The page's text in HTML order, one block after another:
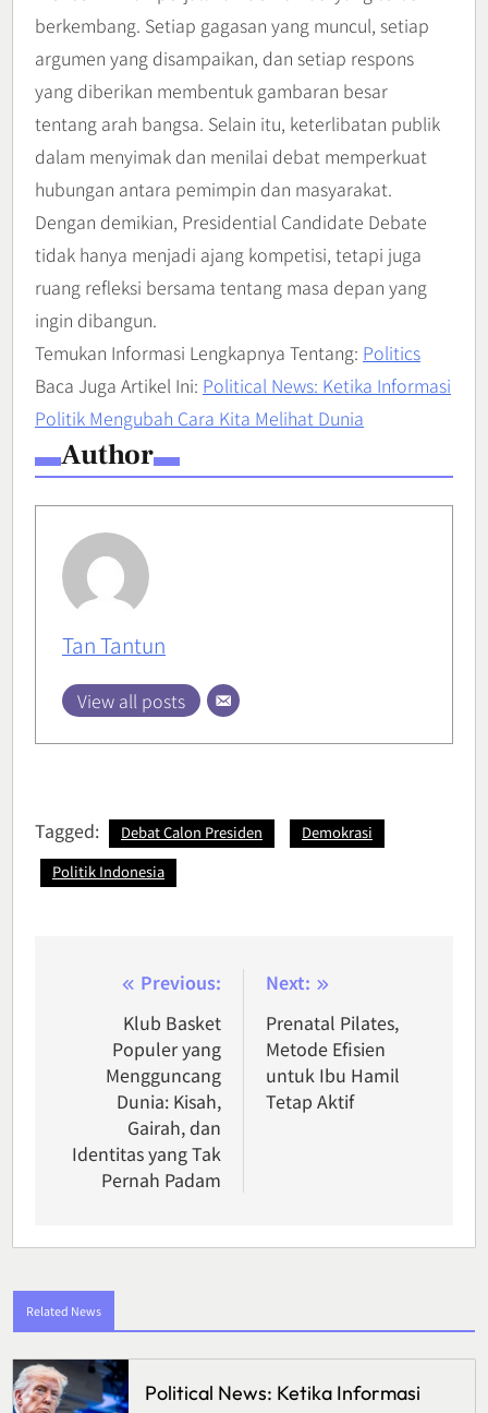
berkembang. Setiap gagasan yang muncul, setiap
argumen yang disampaikan, dan setiap respons
yang diberikan membentuk gambaran besar
tentang arah bangsa. Selain itu, keterlibatan publik
dalam menyimak dan menilai debat memperkuat
hubungan antara pemimpin dan masyarakat.
Dengan demikian, Presidential Candidate Debate
tidak hanya menjadi ajang kompetisi, tetapi juga
ruang refleksi bersama tentang masa depan yang
ingin dibangun.
Temukan Informasi Lengkapnya Tentang: Politics
Baca Juga Artikel Ini: Political News: Ketika Informasi
Politik Mengubah Cara Kita Melihat Dunia
Author
Tan Tantun
View all posts
Tagged: Debat Calon Presiden
Demokrasi
Politik Indonesia
navigation
Previous:
Klub Basket
Populer yang
Mengguncang
Dunia: Kisah,
Gairah, dan
Identitas yang Tak
Pernah Padam
Next:
Prenatal Pilates,
Metode Efisien
untuk Ibu Hamil
Tetap Aktif
Related News
Political News: Ketika Informasi